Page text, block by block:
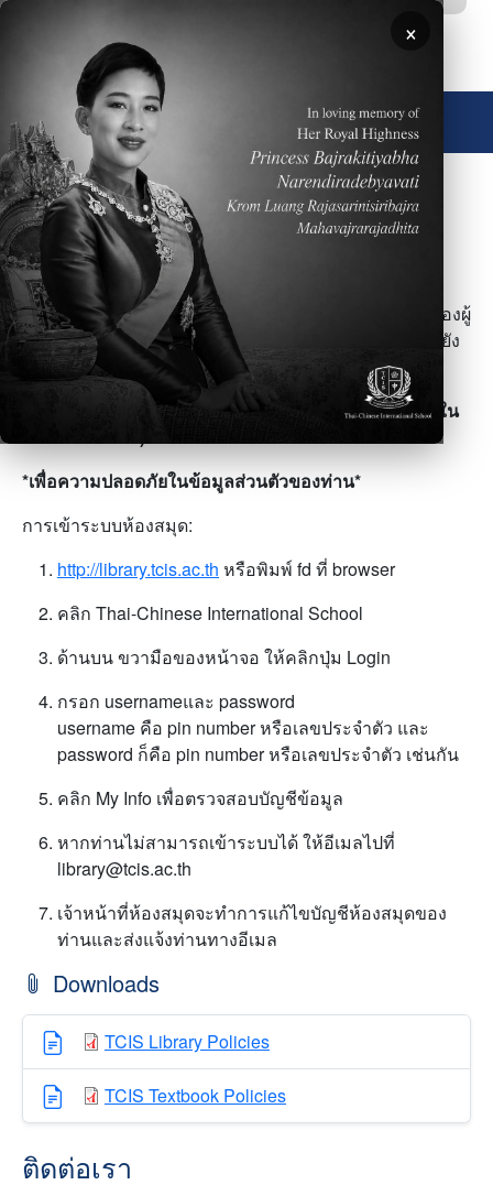
ข้ามไปยังเนื้อหาหลัก
🌐 ประเทศไทย
ภาพ
ห้องสมุดTCIS ยินดีต้อนรับทุกท่าน
ห้้องสมุดของเราช่วยดูและและส่งเสริมการให้ข้อมูลทั้งที่
เชื่อมโยงกับหลักสูตรและตามความสนใจที่หลากหลายของผู้
ใช้บริการ นอกจากจะให้บริการสิ่งพิมพ์แล้วทางห้องสมุดยัง
มีบริการสื่ออิเล็คโทรนิคต่างๆมากกว่า40,000รายการ
ตรวจสอบบัญชีรายชื่อการยืม-คืน (เฉพาะระบบเน็ทเวิร์คใน
*เพื่อความปลอดภัยในข้อมูลส่วนตัวของท่าน*
การเข้าระบบห้องสมุด:
http://library.tcis.ac.th หรือพิมพ์ fd ที่ browser
คลิก Thai-Chinese International School
ด้านบน ขวามือของหน้าจอ ให้คลิกปุ่ม Login
กรอก usernameและ password
username คือ pin number หรือเลขประจำตัว และ
password ก็คือ pin number หรือเลขประจำตัว เช่นกัน
คลิก My Info เพื่อตรวจสอบบัญชีข้อมูล
หากท่านไม่สามารถเข้าระบบได้ ให้อีเมลไปที่
library@tcis.ac.th
เจ้าหน้าที่ห้องสมุดจะทำการแก้ไขบัญชีห้องสมุดของ
ท่านและส่งแจ้งท่านทางอีเมล
Downloads
TCIS Library Policies
TCIS Textbook Policies
ติดต่อเรา
×